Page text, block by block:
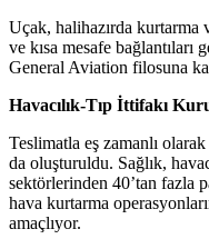
Uçak, halihazırda kurtarma
ve kısa mesafe
General Aviation filosuna
Havacılık-Tıp İttifakı
Teslimatla eş zamanlı
da oluşturuldu. Sağlık,
sektörlerinden 40’tan fazla
hava kurtarma
amaçlıyor.